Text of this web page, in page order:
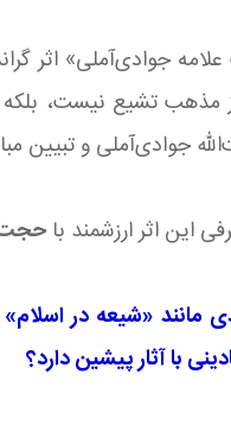
جوادی‌آملی» اثر
مذهب تشیع نیست،
جوادی‌آملی و تبیین
این اثر ارزشمند با
مانند «شیعه در
با آثار پیشین دارد؟